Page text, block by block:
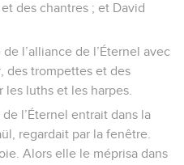
des chantres ; et David
l’alliance de l’Éternel avec
des trompettes et des
luths et les harpes.
l’Éternel entrait dans la
regardait par la fenêtre.
Alors elle le méprisa dans